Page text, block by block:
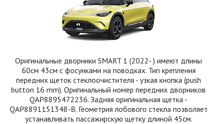
Оригинальные дворники SMART 1 (2022- ) имеют длины
60см 43см с фосунками на поводках. Тип крепления
передних щеток стеклоочистителя - узкая кнопка (push
button 16 mm). Оригинальный номер передних дворников
QAP8895472236. Задняя оригинальная щетка -
QAP8891151348-B. Геометрия лобового стекла позволяет
устанавливать пассажирскую щетку длиной 45см.